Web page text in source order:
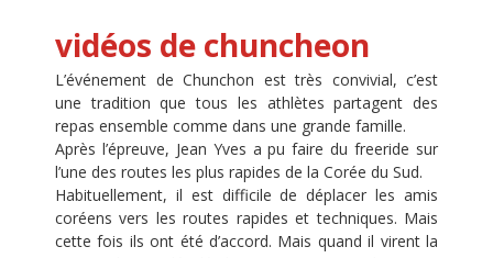
vidéos de chuncheon
L’événement de Chunchon est très convivial, c’est
une tradition que tous les athlètes partagent des
repas ensemble comme dans une grande famille.
Après l’épreuve, Jean Yves a pu faire du freeride sur
l’une des routes les plus rapides de la Corée du Sud.
Habituellement, il est difficile de déplacer les amis
coréens vers les routes rapides et techniques. Mais
cette fois ils ont été d’accord. Mais quand il virent la